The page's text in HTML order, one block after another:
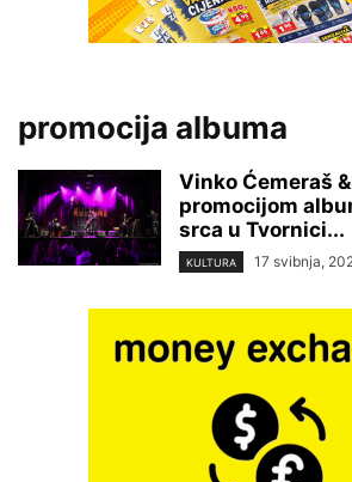
promocija albuma
Vinko Ćemeraš
promocijom
srca u Tvornici...
KULTURA 17 svibnja,